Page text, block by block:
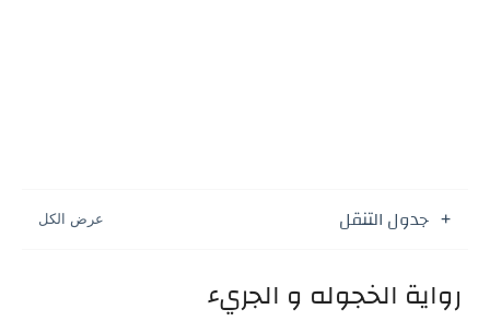
جدول التنقل
رواية الخجوله و الجريء